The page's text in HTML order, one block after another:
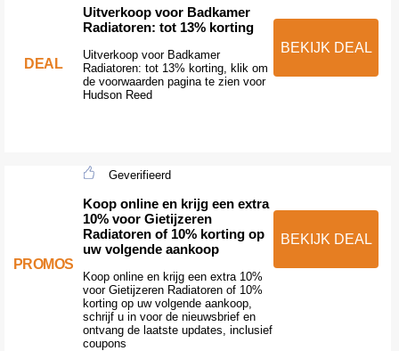
DEAL
Uitverkoop voor Badkamer
Radiatoren: tot 13% korting
Uitverkoop voor Badkamer
Radiatoren: tot 13% korting, klik om
de voorwaarden pagina te zien voor
Hudson Reed
BEKIJK DEAL
PROMOS
Geverifieerd
Koop online en krijg een extra
10% voor Gietijzeren
Radiatoren of 10% korting op
uw volgende aankoop
Koop online en krijg een extra 10%
voor Gietijzeren Radiatoren of 10%
korting op uw volgende aankoop,
schrijf u in voor de nieuwsbrief en
ontvang de laatste updates, inclusief
coupons
BEKIJK DEAL